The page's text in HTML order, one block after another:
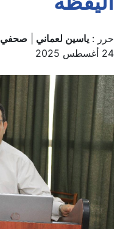
حرر : ياسين لعماني
صحفي
24 أغسطس 2025